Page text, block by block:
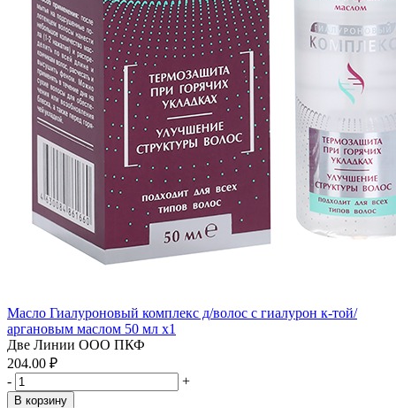
Масло Гиалуроновый комплекс д/волос с гиалурон к-той/
аргановым маслом 50 мл x1
Две Линии ООО ПКФ
204.00 ₽
-
+
В корзину